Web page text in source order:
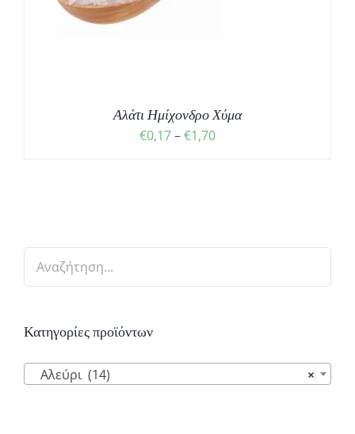
Αλάτι Ημίχονδρο Χύμα
€0,17–€1,70Price
Κατηγορίες προϊόντων
×
Αλεύρι (14)